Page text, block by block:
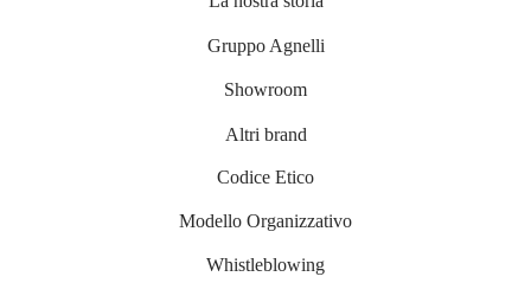
Gruppo Agnelli
Showroom
Altri brand
Codice Etico
Modello Organizzativo
Whistleblowing